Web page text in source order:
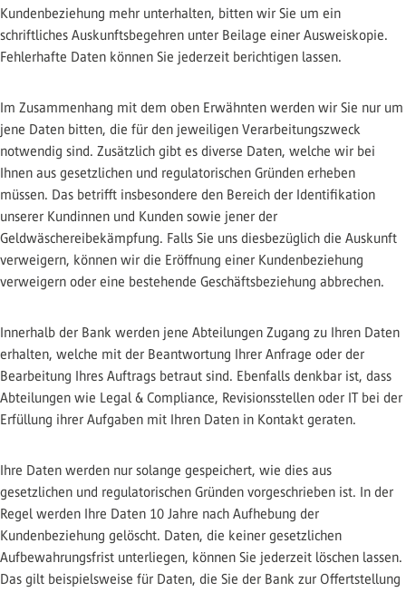
Kundenbeziehung mehr unterhalten, bitten wir Sie um ein
schriftliches Auskunftsbegehren unter Beilage einer Ausweiskopie.
Fehlerhafte Daten können Sie jederzeit berichtigen lassen.
Im Zusammenhang mit dem oben Erwähnten werden wir Sie nur um
jene Daten bitten, die für den jeweiligen Verarbeitungszweck
notwendig sind. Zusätzlich gibt es diverse Daten, welche wir bei
Ihnen aus gesetzlichen und regulatorischen Gründen erheben
müssen. Das betrifft insbesondere den Bereich der Identifikation
unserer Kundinnen und Kunden sowie jener der
Geldwäschereibekämpfung. Falls Sie uns diesbezüglich die Auskunft
verweigern, können wir die Eröffnung einer Kundenbeziehung
verweigern oder eine bestehende Geschäftsbeziehung abbrechen.
Innerhalb der Bank werden jene Abteilungen Zugang zu Ihren Daten
erhalten, welche mit der Beantwortung Ihrer Anfrage oder der
Bearbeitung Ihres Auftrags betraut sind. Ebenfalls denkbar ist, dass
Abteilungen wie Legal & Compliance, Revisionsstellen oder IT bei der
Erfüllung ihrer Aufgaben mit Ihren Daten in Kontakt geraten.
Ihre Daten werden nur solange gespeichert, wie dies aus
gesetzlichen und regulatorischen Gründen vorgeschrieben ist. In der
Regel werden Ihre Daten 10 Jahre nach Aufhebung der
Kundenbeziehung gelöscht. Daten, die keiner gesetzlichen
Aufbewahrungsfrist unterliegen, können Sie jederzeit löschen lassen.
Das gilt beispielsweise für Daten, die Sie der Bank zur Offertstellung